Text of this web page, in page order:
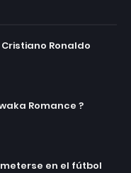
Ronaldo
Romance ?
en el fútbol